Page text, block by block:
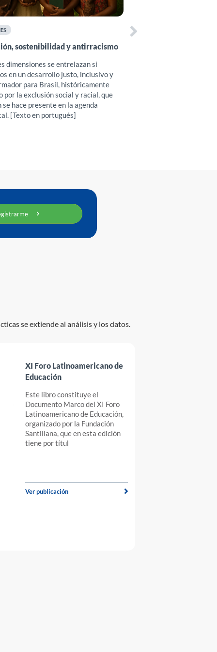
sostenibilidad y antirracismo
dimensiones se entrelazan si
en un desarrollo justo, inclusivo y
para Brasil, históricamente
por la exclusión social y racial, que
se hace presente en la agenda
[Texto en portugués]
propuestas pedagógicas
se extiende al análisis y los datos.
XI Foro Latinoamericano de
Educación
Este libro constituye el
Documento Marco del XI Foro
Latinoamericano de Educación,
organizado por la Fundación
Santillana, que en esta edición
tiene por títul
Ver publicación